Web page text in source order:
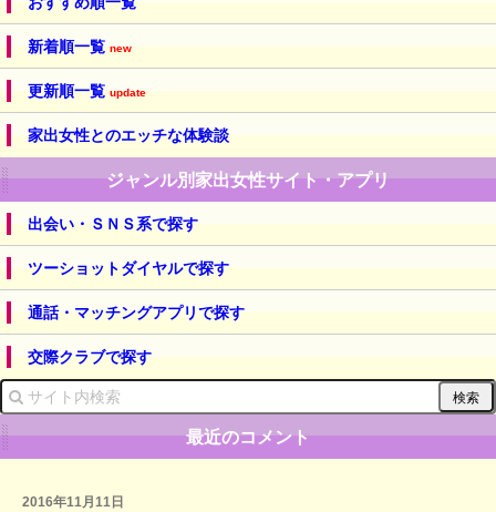
新着順一覧 new
更新順一覧 update
家出女性とのエッチな体験談
ジャンル別家出女性サイト・アプリ
出会い・ＳＮＳ系で探す
ツーショットダイヤルで探す
通話・マッチングアプリで探す
交際クラブで探す
最近のコメント
2016年11月11日